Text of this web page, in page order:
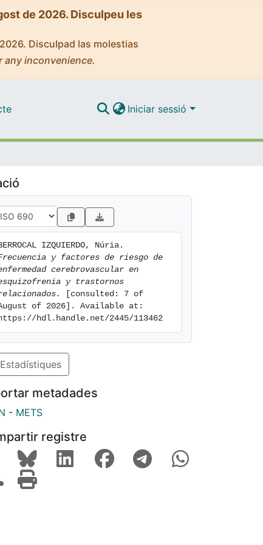
de 2026. Disculpeu les
Disculpad las molestias
inconvenience.
Iniciar sessió
y factores de riesgo de
cerebrovascular en
y trastornos
[consulted: 7 of
of 2026]. Available at:
hdl.handle.net/2445/113462
Estadístiques
metadades
- METS
registre